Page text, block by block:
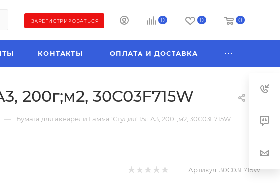
ЗАРЕГИСТРИРОВАТЬСЯ 0 0 0
КОНТАКТЫ ОПЛАТА И ДОСТАВКА
200г;м2, 30C03F715W
— Бумага для акварели Гамма 'Студия' 15л А3, 200г;м2, 30C03F715W
Артикул: 30C03F715W